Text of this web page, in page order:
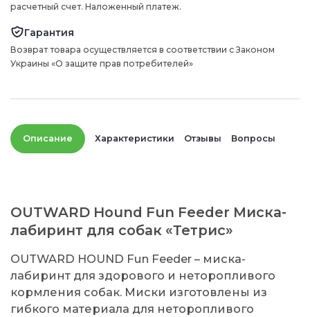
расчетный счет. Наложенный платеж.
Гарантия
Возврат товара осуществляется в соответствии с Законом
Украины «О защите прав потребителей»
Описание Характеристики Отзывы Вопросы
OUTWARD Hound Fun Feeder Миска-
лабиринт для собак «Тетрис»
OUTWARD HOUND Fun Feeder – миска-
лабиринт для здорового и неторопливого
кормления собак. Миски изготовлены из
гибкого материала для неторопливого